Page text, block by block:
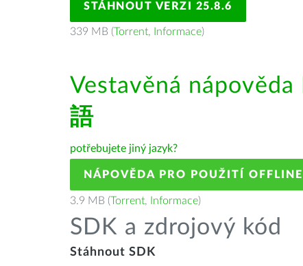
STÁHNOUT VERZI 25.8.6
339 MB (Torrent, Informace)
Vestavěná
語
potřebujete jiný jazyk?
NÁPOVĚDA PRO POUŽITÍ OFFLINE
3.9 MB (Torrent, Informace)
SDK a zdrojový kód
Stáhnout SDK